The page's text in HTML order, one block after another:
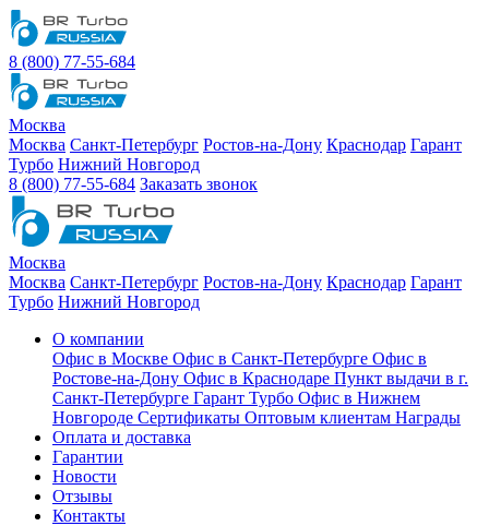
8 (800) 77-55-684
Москва
Москва Санкт-Петербург Ростов-на-Дону Краснодар Гарант
Турбо Нижний Новгород
8 (800) 77-55-684 Заказать звонок
Москва
Москва Санкт-Петербург Ростов-на-Дону Краснодар Гарант
Турбо Нижний Новгород
О компании
Офис в Москве Офис в Санкт-Петербурге Офис в
Ростове-на-Дону Офис в Краснодаре Пункт выдачи в г.
Санкт-Петербурге Гарант Турбо Офис в Нижнем
Новгороде Сертификаты Оптовым клиентам Награды
Оплата и доставка
Гарантии
Новости
Отзывы
Контакты